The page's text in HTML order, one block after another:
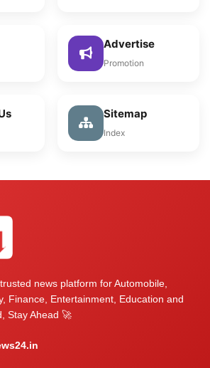
Advertise
Promotion
Sitemap
Index
news platform for Automobile,
Finance, Entertainment, Education and
Stay Ahead 🚀